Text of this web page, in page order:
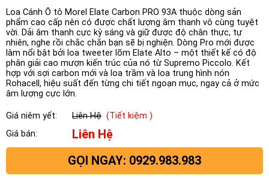
Loa Cánh Ô tô Morel Elate Carbon PRO 93A thuộc dòng sản
phẩm cao cấp nên có được chất lượng âm thanh vô cùng tuyệt
vời. Dải âm thanh cực kỳ sáng và giữ được độ chân thực, tự
nhiên, nghe rồi chắc chắn bạn sẽ bị nghiện. Dòng Pro mới được
làm nổi bật bởi loa tweeter lõm Elate Alto – một thiết kế có độ
phân giải cao mượn kiến ​​trúc của nó từ Supremo Piccolo. Kết
hợp với sợi carbon mới và loa trầm và loa trung hình nón
Rohacell, hiệu suất đến từng chi tiết ngoạn mục, ngay cả ở mức
âm lượng cực lớn.
Giá niêm yết: Liên Hệ (Tiết kiệm )
Giá bán:
Liên Hệ
GỌI NGAY: 0929.983.983